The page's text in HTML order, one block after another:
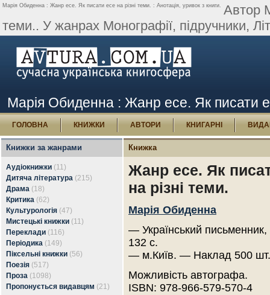
Марія Обиденна : Жанр есе. Як писати есе на різні теми. : Анотація, уривок з книги. Автор
теми.. У жанрах Монографії, підручники,
Марія Обиденна : Жанр есе. Як писати
ГОЛОВНА КНИЖКИ АВТОРИ КНИГАРНІ
Книжки за жанрами
Аудіокнижки (11)
Дитяча література (215)
Драма (18)
Критика (62)
Культурологія (47)
Мистецькі книжки (11)
Переклади (116)
Періодика (149)
Піксельні книжки (56)
Поезія (517)
Проза (1098)
Пропонується видавцям (21)
Книжка
Жанр есе. Як
на різні теми.
Марія Обиденна
— Український
132 с.
— м.Київ. — Наклад 500 шт.
Можливість автографа.
ISBN: 978-966-579-570-4